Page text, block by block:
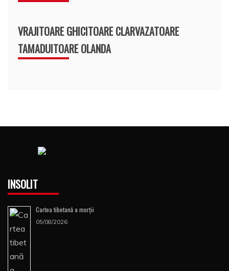
VRAJITOARE GHICITOARE CLARVAZATOARE
TAMADUITOARE OLANDA
INSOLIT
Cartea tibetană a morţii
05/08/2026